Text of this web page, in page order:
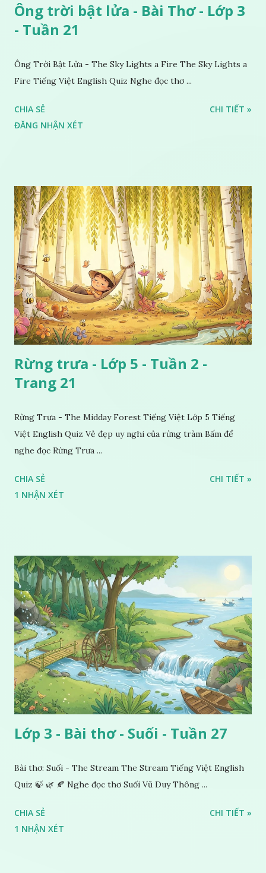
Ông trời bật lửa - Bài Thơ - Lớp 3
- Tuần 21
Ông Trời Bật Lửa - The Sky Lights a Fire The Sky Lights a
Fire Tiếng Việt English Quiz Nghe đọc thơ ...
CHIA SẺ
ĐĂNG NHẬN XÉT
CHI TIẾT »
Rừng trưa - Lớp 5 - Tuần 2 -
Trang 21
Rừng Trưa - The Midday Forest Tiếng Việt Lớp 5 Tiếng
Việt English Quiz Vẻ đẹp uy nghi của rừng tràm Bấm để
nghe đọc Rừng Trưa ...
CHIA SẺ
1 NHẬN XÉT
CHI TIẾT »
Lớp 3 - Bài thơ - Suối - Tuần 27
Bài thơ: Suối - The Stream The Stream Tiếng Việt English
Quiz 🍃 🌿 🍂 Nghe đọc thơ Suối Vũ Duy Thông ...
CHIA SẺ
1 NHẬN XÉT
CHI TIẾT »